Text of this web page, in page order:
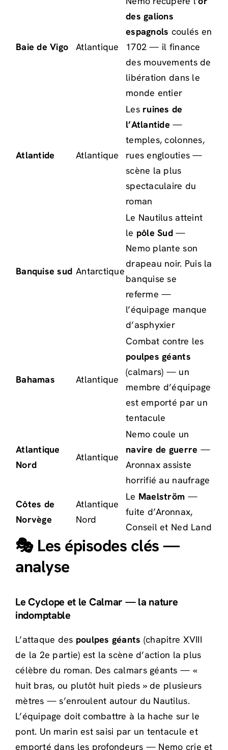
Baie de Vigo Atlantique
des galions
espagnols coulés en
1702 — il finance
des mouvements de
libération dans le
monde entier
Atlantide Atlantique
Les ruines de
l’Atlantide —
temples, colonnes,
rues englouties —
scène la plus
spectaculaire du
roman
Banquise sud Antarctique
Le Nautilus atteint
le pôle Sud—
Nemo plante son
drapeau noir. Puis la
banquise se
referme —
l’équipage manque
d’asphyxier
Bahamas Atlantique
Combat contre les
poulpes géants
(calmars) — un
membre d’équipage
est emporté par un
tentacule
Atlantique
Nord
Atlantique
Nemo coule un
navire de guerre —
Aronnax assiste
horrifié au naufrage
Côtes de
Norvège
Atlantique
Nord
Le Maelström —
fuite d’Aronnax,
Conseil et Ned Land
🎭 Les épisodes clés —
analyse
Le Cyclope et le Calmar — la nature
indomptable
L’attaque des poulpes géants (chapitre XVIII
de la 2e partie) est la scène d’action la plus
célèbre du roman. Des calmars géants — «
huit bras, ou plutôt huit pieds » de plusieurs
mètres — s’enroulent autour du Nautilus.
L’équipage doit combattre à la hache sur le
pont. Un marin est saisi par un tentacule et
emporté dans les profondeurs — Nemo crie et